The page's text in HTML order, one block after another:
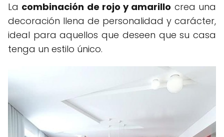
La combinación de rojo y amarillo crea una
decoración llena de personalidad y carácter,
ideal para aquellos que deseen que su casa
tenga un estilo único.